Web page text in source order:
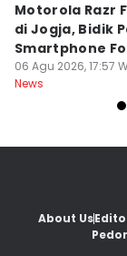
Motorola Razr
di Jogja, Bidik
Smartphone
Premium
06 Agu 2026, 17:57
News
About Us